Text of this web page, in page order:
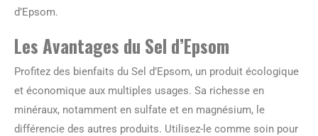
d’Epsom.
Les Avantages du Sel d’Epsom
Profitez des bienfaits du Sel d’Epsom, un produit écologique
et économique aux multiples usages. Sa richesse en
minéraux, notamment en sulfate et en magnésium, le
différencie des autres produits. Utilisez-le comme soin pour